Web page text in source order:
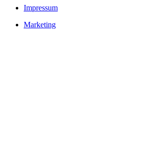
Impressum
Marketing